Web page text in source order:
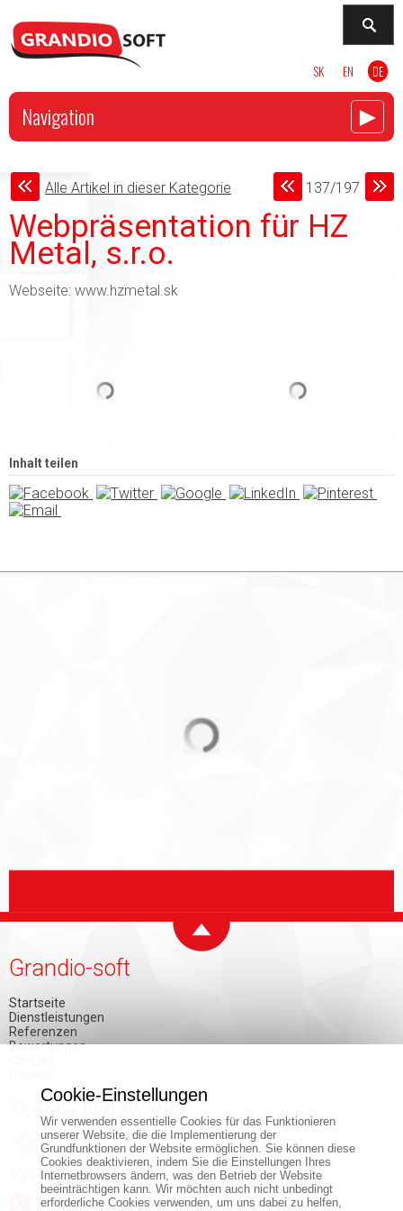
SK EN DE
Navigation ►
Alle Artikel in dieser Kategorie 137/197
Webpräsentation für HZ
Metal, s.r.o.
Webseite: www.hzmetal.sk
Inhalt teilen
Grandio-soft
Startseite
Dienstleistungen
Referenzen
Bewertungen
Soziale Netzwerke
Kontakt
+421 903 150 884
Cookie-Einstellungen
Wir verwenden essentielle Cookies für das Funktionieren
unserer Website, die die Implementierung der
Grundfunktionen der Website ermöglichen. Sie können diese
Cookies deaktivieren, indem Sie die Einstellungen Ihres
Internetbrowsers ändern, was den Betrieb der Website
beeinträchtigen kann. Wir möchten auch nicht unbedingt
erforderliche Cookies verwenden, um uns dabei zu helfen,